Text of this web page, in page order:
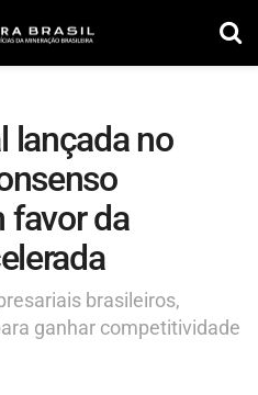
lançada no
favor da
brasileiros,
ganhar competitividade